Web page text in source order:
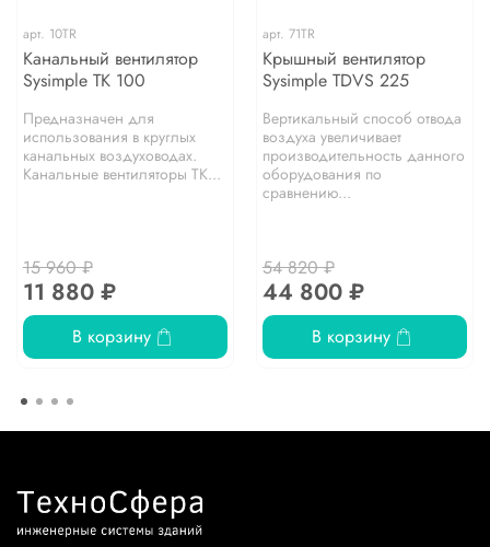
арт. 10TR
Канальный вентилятор
Sysimple TK 100
Предназначен для
использования в круглых
канальных воздуховодах.
Канальные вентиляторы TK...
15 960 ₽
11 880 ₽
В корзину
арт. 71TR
Крышный вентилятор
Sysimple TDVS 225
Вертикальный способ отвода
воздуха увеличивает
производительность данного
оборудования по
сравнению...
54 820 ₽
44 800 ₽
В корзину